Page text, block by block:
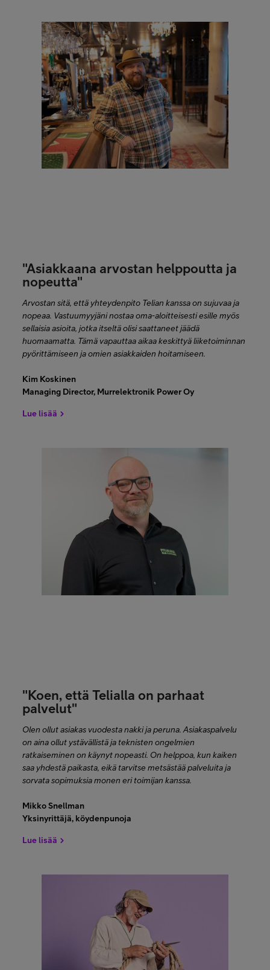
"Asiakkaana arvostan helppoutta ja
nopeutta"
Arvostan sitä, että yhteydenpito Telian kanssa on sujuvaa ja
nopeaa. Vastuumyyjäni nostaa oma-aloitteisesti esille myös
sellaisia asioita, jotka itseltä olisi saattaneet jäädä
huomaamatta. Tämä vapauttaa aikaa keskittyä liiketoiminnan
pyörittämiseen ja omien asiakkaiden hoitamiseen.
Kim Koskinen
Managing Director, Murrelektronik Power Oy
Lue lisää
"Koen, että Telialla on parhaat
palvelut"
Olen ollut asiakas vuodesta nakki ja peruna. Asiakaspalvelu
on aina ollut ystävällistä ja teknisten ongelmien
ratkaiseminen on käynyt nopeasti. On helppoa, kun kaiken
saa yhdestä paikasta, eikä tarvitse metsästää palveluita ja
sorvata sopimuksia monen eri toimijan kanssa.
Mikko Snellman
Yksinyrittäjä, köydenpunoja
Lue lisää